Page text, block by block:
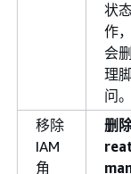
状
作
会
理
问。
移除
IAM
角
删